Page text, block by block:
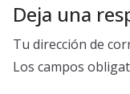
Deja una
Tu dirección de
Los campos